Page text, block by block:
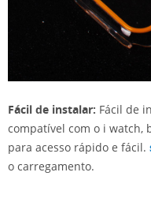
Fácil de instalar: Fácil de
compatível com o i watch,
para acesso rápido e fácil.
o carregamento.